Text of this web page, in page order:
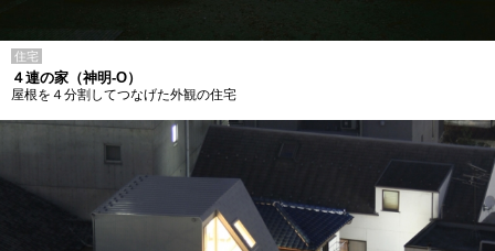
住宅
４連の家（神明-O）
屋根を４分割してつなげた外観の住宅